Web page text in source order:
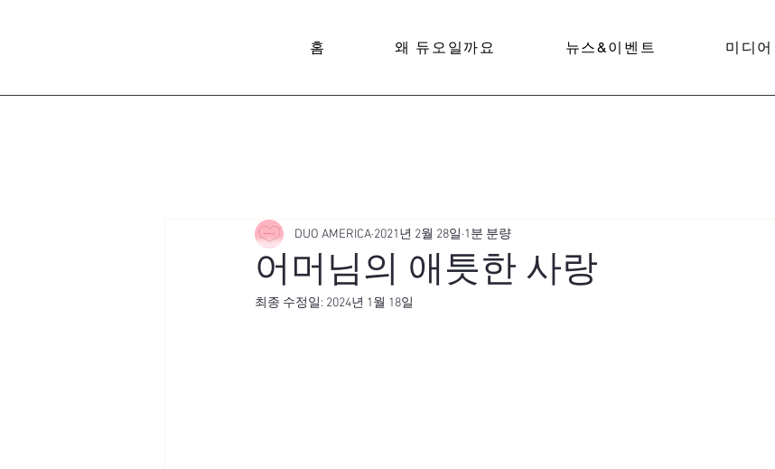
홈 왜 듀오일까요 뉴스&이벤트 미디어
어머님의 애틋한 사랑
DUO AMERICA 2021년 2월 28일 1분 분량
최종 수정일: 2024년 1월 18일